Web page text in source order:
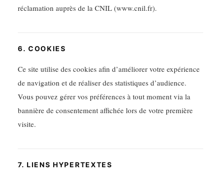
réclamation auprès de la CNIL (www.cnil.fr).
6. COOKIES
Ce site utilise des cookies afin d’améliorer votre expérience
de navigation et de réaliser des statistiques d’audience.
Vous pouvez gérer vos préférences à tout moment via la
bannière de consentement affichée lors de votre première
visite.
7. LIENS HYPERTEXTES